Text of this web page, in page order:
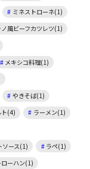
ミネストローネ(1)
ノ風ビーフカツレツ(1)
メキシコ料理(1)
やきそば(1)
ト(4)
ラーメン(1)
ソース(1)
ラペ(1)
ローハン(1)